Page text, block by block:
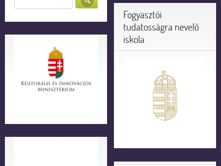
Fogyasztói
tudatosságra nevelő
iskola